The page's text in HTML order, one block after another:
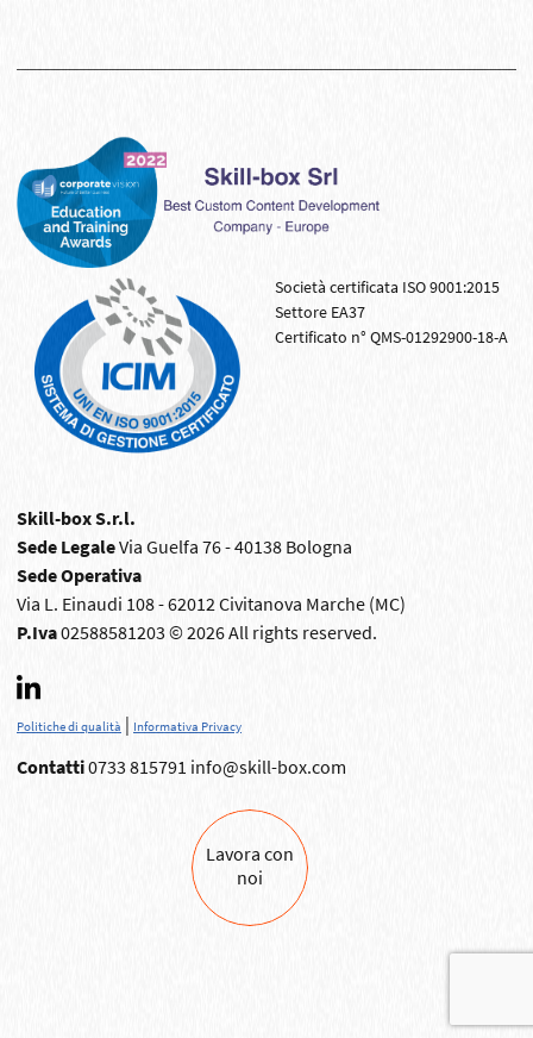
Società certificata ISO 9001:2015
Settore EA37
Certificato n° QMS-01292900-18-A
Skill-box S.r.l.
Sede LegaleVia Guelfa 76 - 40138 Bologna
Sede Operativa
Via L. Einaudi 108 - 62012 Civitanova Marche (MC)
P.Iva02588581203 © 2026 All rights reserved.
Politiche di qualità | Informativa Privacy
Contatti0733 815791 info@skill-box.com
Lavora con
noi